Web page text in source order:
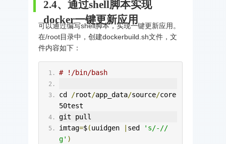
2.4、通过shell脚本实现
docker一键更新应用
可以通过编写shell脚本，实现一键更新应用。
在/root目录中，创建dockerbuild.sh文件，文
件内容如下：
# !/bin/bash
cd /root/app_data/source/core
50test
git pull
imtag=$(uuidgen sed
's/-//
g' )